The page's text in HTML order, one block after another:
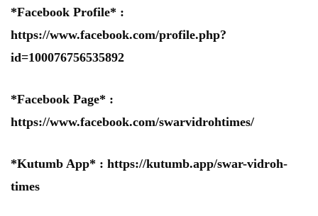
*Facebook Profile* :
https://www.facebook.com/profile.php?
id=100076756535892
*Facebook Page* :
https://www.facebook.com/swarvidrohtimes/
*Kutumb App* : https://kutumb.app/swar-vidroh-
times